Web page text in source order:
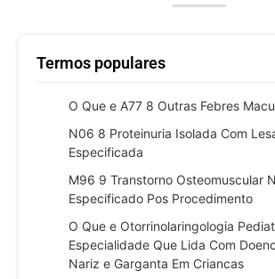
Termos populares
O Que e A77 8 Outras Febres
N06 8 Proteinuria Isolada Com
Especificada
M96 9 Transtorno Osteomuscular
Especificado Pos Procedimento
O Que e Otorrinolaringologia
Especialidade Que Lida Com
Nariz e Garganta Em Criancas